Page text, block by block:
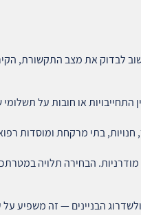
לבדוק את מצב התקשורת,
או חובות על תשלומי
בתי מרקחת ומוסדות
מודרניות. הבחירה תלויה
הבניינים — זה משפיע